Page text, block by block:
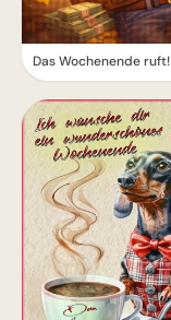
Das Wochenende ruft!